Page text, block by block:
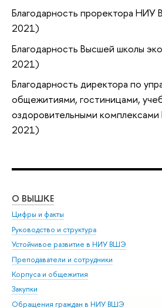
Благодарность проректора
2021)
Благодарность Высшей школы
2021)
Благодарность директора по
общежитиями, гостиницами,
оздоровительными
2021)
О ВЫШКЕ
Цифры и факты
Руководство и структура
Устойчивое развитие в НИУ ВШЭ
Преподаватели и сотрудники
Корпуса и общежития
Закупки
Обращения граждан в НИУ ВШЭ